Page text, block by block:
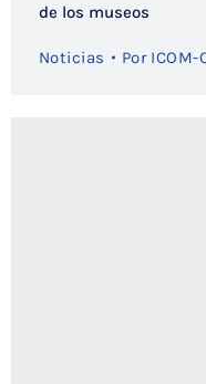
de los museos
Noticias Por ICOM-